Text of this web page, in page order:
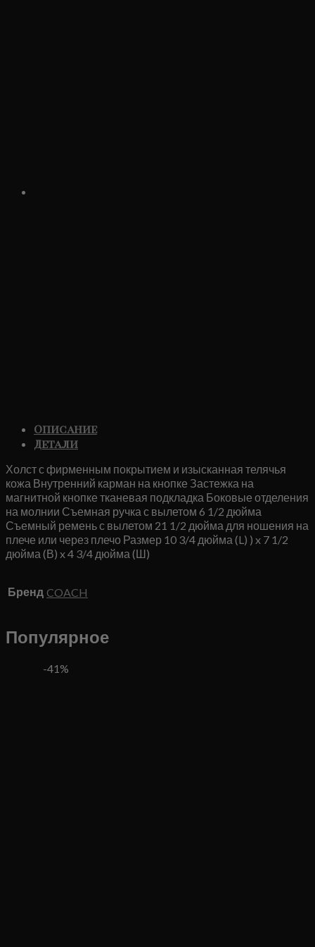
Описание
Детали
Холст с фирменным покрытием и изысканная телячья
кожа Внутренний карман на кнопке Застежка на
магнитной кнопке тканевая подкладка Боковые отделения
на молнии Съемная ручка с вылетом 6 1/2 дюйма
Съемный ремень с вылетом 21 1/2 дюйма для ношения на
плече или через плечо Размер 10 3/4 дюйма (L) ) x 7 1/2
дюйма (В) x 4 3/4 дюйма (Ш)
Бренд COACH
Популярное
-41%